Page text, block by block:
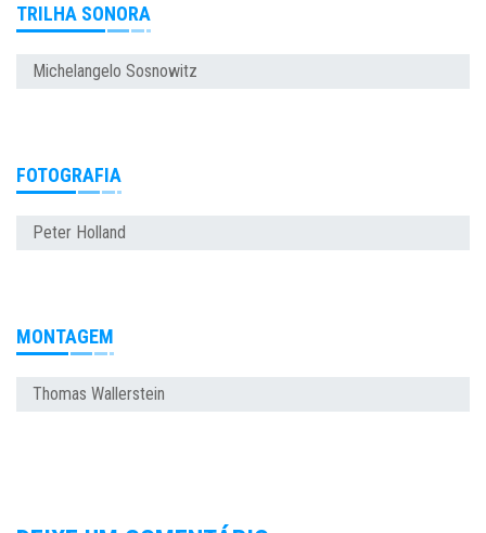
TRILHA SONORA
Michelangelo Sosnowitz
FOTOGRAFIA
Peter Holland
MONTAGEM
Thomas Wallerstein